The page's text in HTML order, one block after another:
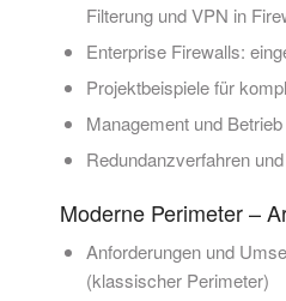
Filterung und VPN in
Enterprise Firewalls:
Projektbeispiele für
Management und
Redundanzverfahren
Moderne Perimeter –
Anforderungen und
(klassischer Perimeter)